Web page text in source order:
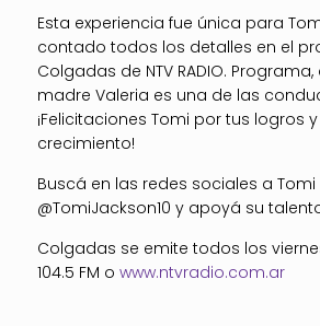
Esta experiencia fue única para
contado todos los detalles en el
Colgadas de NTV RADIO.
madre Valeria es una de las
¡Felicitaciones Tomi por tus logros
crecimiento!
Buscá en las redes sociales a
@TomiJackson10 y apoyá su
Colgadas se emite todos los
104.5 FM o www.ntvradio.com.ar